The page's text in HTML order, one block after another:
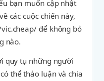
bạn muốn cập nhật
các cuộc chiến này,
để không bỏ
nào.
quy tụ những người
thể thảo luận và chia